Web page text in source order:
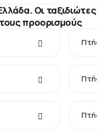
Οι ταξιδιώτες
προορισμούς